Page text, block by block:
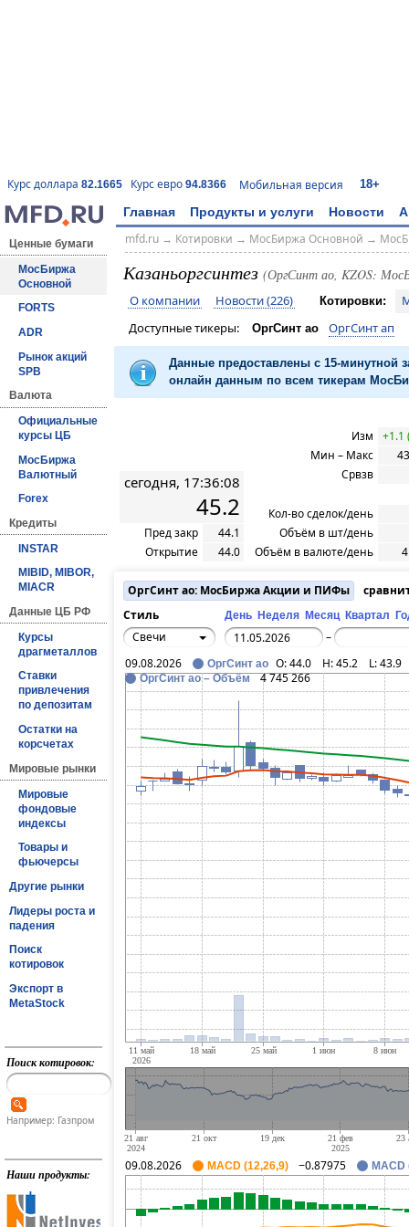
Курс доллара 82.1665 Курс евро 94.8366 Мобильная версия 18+
Главная Продукты и услуги Новости
Ценные бумаги
МосБиржа
Основной
FORTS
ADR
Рынок акций
SPB
Валюта
Официальные
курсы ЦБ
МосБиржа
Валютный
Forex
Кредиты
INSTAR
MIBID, MIBOR,
MIACR
Данные ЦБ РФ
Курсы
драгметаллов
Ставки
привлечения
по депозитам
Остатки на
корсчетах
Мировые рынки
Мировые
фондовые
индексы
Товары и
фьючерсы
Другие рынки
Лидеры роста и
падения
Поиск
котировок
Экспорт в
MetaStock
Поиск котировок:
Например: Газпром
Наши продукты:
mfd.ru→ Котировки → МосБиржа Основной →
Казаньоргсинтез (ОргСинт ао, KZOS:
О компании Новости (226) Котировки:
Доступные тикеры:
ОргСинт ао ОргСинт ап
Данные предоставлены с 15-минутной
онлайн данным по всем тикерам
сегодня, 17:36:08
45.2
Пред закр
44.1
Открытие
44.0
Изм
+1.1
Мин – Макс
Срвзв
Кол-во сделок/день
Объём в шт/день
Объём в валюте/день
ОргСинт ао: МосБиржа Акции и ПИФы
Стиль
День Неделя Месяц Квартал
Свечи
–
09.08.2026
ОргСинт ао O:44.0 H:45.2 L:43.9
ОргСинт ао – Объём 4 745 266
09.08.2026 MACD (12,26,9) −0.87975 MACD